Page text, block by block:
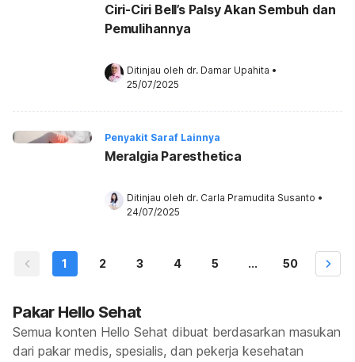
Ciri-Ciri Bell’s Palsy Akan Sembuh dan
Pemulihannya
Ditinjau oleh dr. Damar Upahita •
25/07/2025
Penyakit Saraf Lainnya
Meralgia Paresthetica
Ditinjau oleh dr. Carla Pramudita Susanto •
24/07/2025
1 2 3 4 5 ... 50
Pakar Hello Sehat
Semua konten Hello Sehat dibuat berdasarkan masukan
dari pakar medis, spesialis, dan pekerja kesehatan